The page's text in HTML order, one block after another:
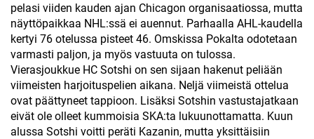
pelasi viiden kauden ajan Chicagon organisaatiossa, mutta
näyttöpaikkaa NHL:ssä ei auennut. Parhaalla AHL-kaudella
kertyi 76 otelussa pisteet 46. Omskissa Pokalta odotetaan
varmasti paljon, ja myös vastuuta on tulossa.
Vierasjoukkue HC Sotshi on sen sijaan hakenut peliään
viimeisten harjoituspelien aikana. Neljä viimeistä ottelua
ovat päättyneet tappioon. Lisäksi Sotshin vastustajatkaan
eivät ole olleet kummoisia SKA:ta lukuunottamatta. Kuun
alussa Sotshi voitti peräti Kazanin, mutta yksittäisiin